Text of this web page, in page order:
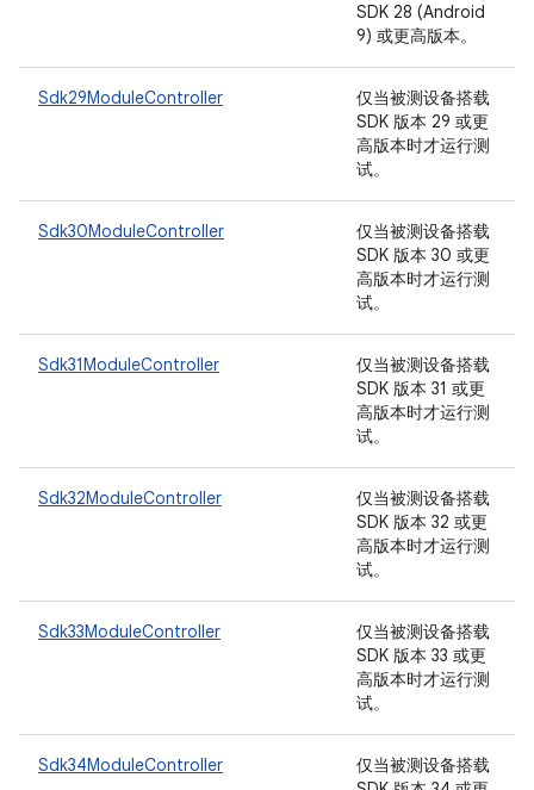
SDK 28 (Android
9) 或更高版本。
Sdk29ModuleController
仅当被测设备搭载
SDK 版本 29 或更
高版本时才运行测
试。
Sdk30ModuleController
仅当被测设备搭载
SDK 版本 30 或更
高版本时才运行测
试。
Sdk31ModuleController
仅当被测设备搭载
SDK 版本 31 或更
高版本时才运行测
试。
Sdk32ModuleController
仅当被测设备搭载
SDK 版本 32 或更
高版本时才运行测
试。
Sdk33ModuleController
仅当被测设备搭载
SDK 版本 33 或更
高版本时才运行测
试。
Sdk34ModuleController
仅当被测设备搭载